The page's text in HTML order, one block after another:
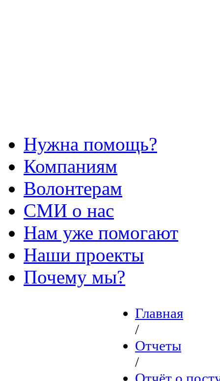
Нужна помощь?
Компаниям
Волонтерам
СМИ о нас
Нам уже помогают
Наши проекты
Почему мы?
Главная
/
Отчеты
/